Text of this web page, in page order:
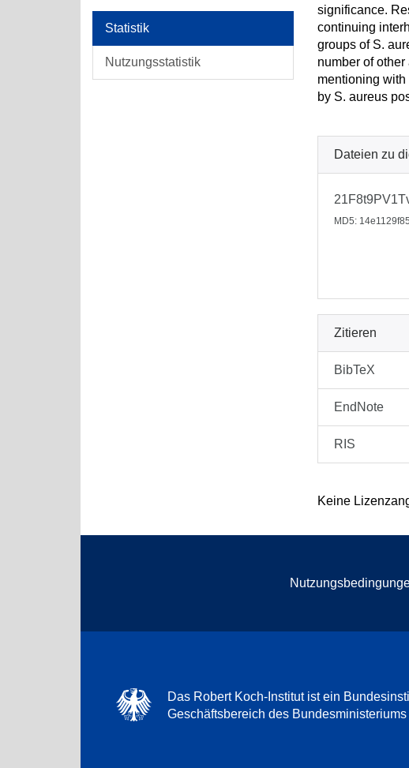
Statistik
Nutzungsstatistik
significance.
continuing
groups of S.
number of
mentioning
by S. aureus
Dateien zu
MD5:
Zitieren
BibTeX
EndNote
RIS
Keine
Das Robert Koch-Institut ist ein
Geschäftsbereich des